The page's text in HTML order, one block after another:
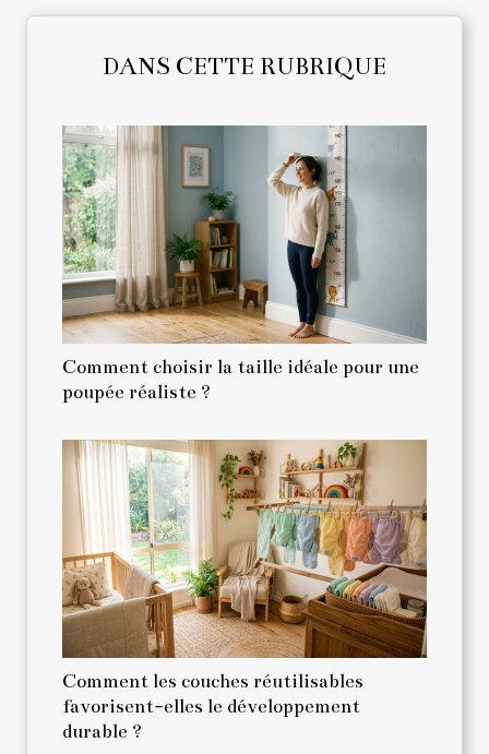
DANS CETTE RUBRIQUE
Comment choisir la taille idéale pour une
poupée réaliste ?
Comment les couches réutilisables
favorisent-elles le développement
durable ?